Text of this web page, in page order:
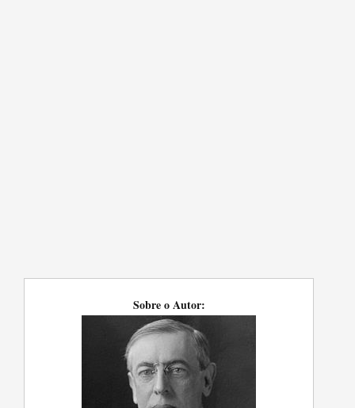
Sobre o Autor: